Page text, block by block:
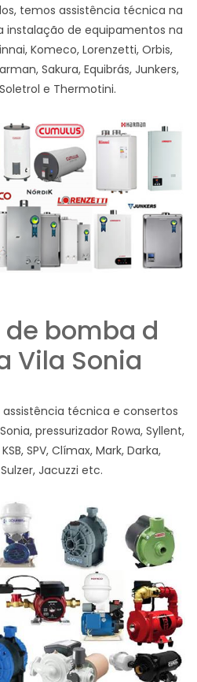
temos assistência técnica na
instalação de equipamentos na
Komeco, Lorenzetti, Orbis,
Sakura, Equibrás, Junkers,
e Thermotini.
bomba d
Vila Sonia
técnica e consertos
pressurizador Rowa, Syllent,
SPV, Clímax, Mark, Darka,
Jacuzzi etc.